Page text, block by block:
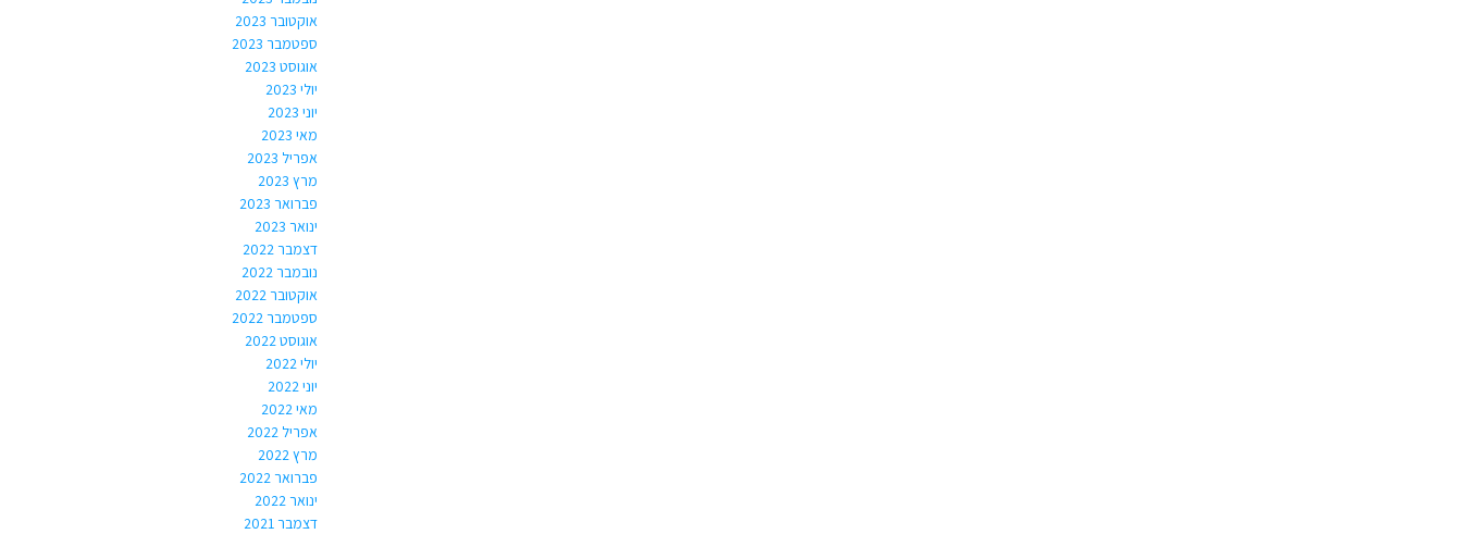
אוקטובר 2023
ספטמבר 2023
אוגוסט 2023
יולי 2023
יוני 2023
מאי 2023
אפריל 2023
מרץ 2023
פברואר 2023
ינואר 2023
דצמבר 2022
נובמבר 2022
אוקטובר 2022
ספטמבר 2022
אוגוסט 2022
יולי 2022
יוני 2022
מאי 2022
אפריל 2022
מרץ 2022
פברואר 2022
ינואר 2022
דצמבר 2021